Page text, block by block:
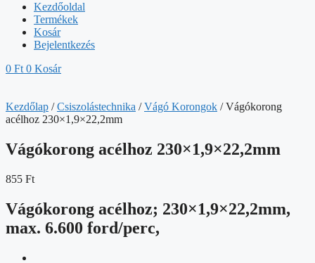
Kezdőoldal
Termékek
Kosár
Bejelentkezés
0 Ft 0 Kosár
Kezdőlap /Csiszolástechnika /Vágó Korongok / Vágókorong
acélhoz 230×1,9×22,2mm
Vágókorong acélhoz 230×1,9×22,2mm
855 Ft
Vágókorong acélhoz; 230×1,9×22,2mm,
max. 6.600 ford/perc,